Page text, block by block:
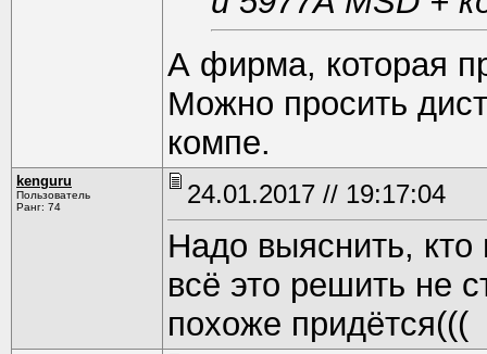
А фирма, которая
Можно просить
компе.
kenguru
Пользователь
Ранг: 74
24.01.2017 // 19:17:04
Надо выяснить,
всё это решить не
похоже придётся(((